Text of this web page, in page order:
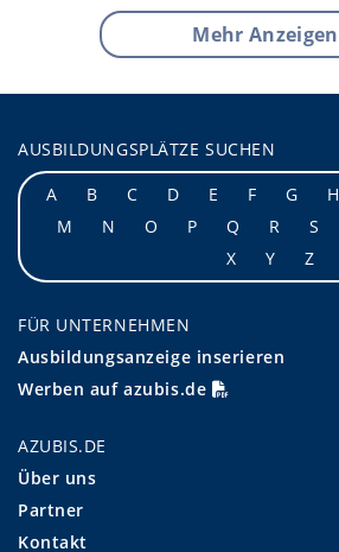
Mehr Anzeigen
AUSBILDUNGSPLÄTZE SUCHEN
A
B C D E F G H
M
N O P Q R S
X
Y Z
FÜR UNTERNEHMEN
Ausbildungsanzeige inserieren
Werben auf azubis.de
AZUBIS.DE
Über uns
Partner
Kontakt